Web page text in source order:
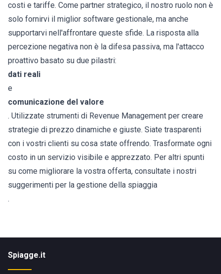
costi e tariffe. Come partner strategico, il nostro ruolo non è
solo fornirvi il miglior software gestionale, ma anche
supportarvi nell'affrontare queste sfide. La risposta alla
percezione negativa non è la difesa passiva, ma l'attacco
proattivo basato su due pilastri:
dati reali
e
comunicazione del valore
. Utilizzate strumenti di Revenue Management per creare
strategie di prezzo dinamiche e giuste. Siate trasparenti
con i vostri clienti su cosa state offrendo. Trasformate ogni
costo in un servizio visibile e apprezzato. Per altri spunti
su come migliorare la vostra offerta, consultate i nostri
suggerimenti per la gestione della spiaggia
.
Spiagge.it